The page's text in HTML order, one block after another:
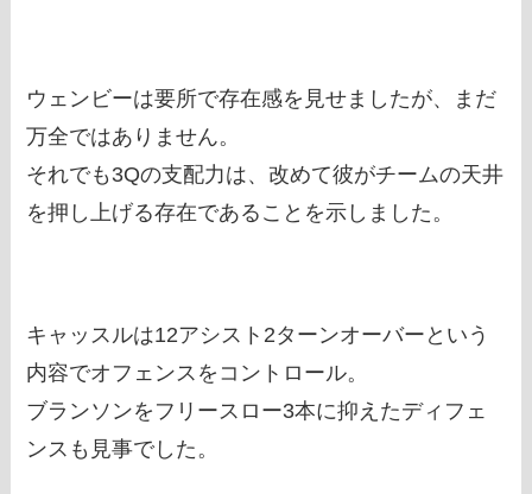
ウェンビーは要所で存在感を見せましたが、まだ
万全ではありません。
それでも3Qの支配力は、改めて彼がチームの天井
を押し上げる存在であることを示しました。
キャッスルは12アシスト2ターンオーバーという
内容でオフェンスをコントロール。
ブランソンをフリースロー3本に抑えたディフェ
ンスも見事でした。